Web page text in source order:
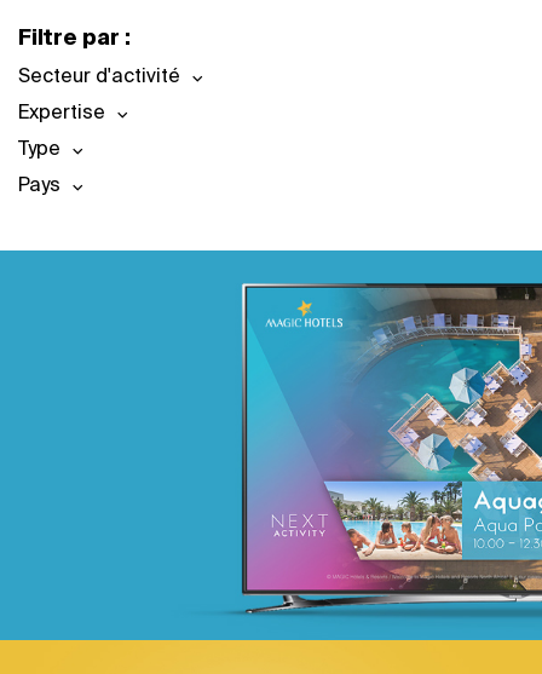
Filtre par :
Secteur d'activité
Expertise
Type
Pays